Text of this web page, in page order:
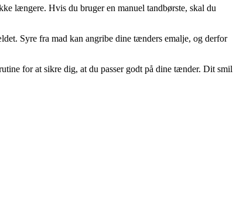
længere. Hvis du bruger en manuel tandbørste, skal du
Syre fra mad kan angribe dine tænders emalje, og derfor
for at sikre dig, at du passer godt på dine tænder. Dit smil